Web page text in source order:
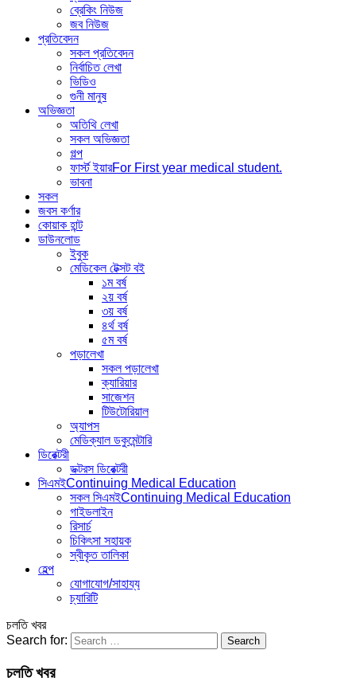
ব্রেকিং নিউজ
জব নিউজ
প্রতিবেদন
সকল প্রতিবেদন
নির্বাচিত লেখা
ভিডিও
গুনী মানুষ
অভিজ্ঞতা
অতিথি লেখা
সকল অভিজ্ঞতা
গল্প
ফার্স্ট ইয়ারFor First year medical student.
ভাবনা
সকল
জবস কর্ণার
কোয়াক হান্ট
ডাউনলোড
ইবুক
মেডিকেল টেক্সট বই
১ম বর্ষ
২য় বর্ষ
৩য় বর্ষ
৪র্থ বর্ষ
৫ম বর্ষ
পড়ালেখা
সকল পড়ালেখা
ক্যারিয়ার
সাজেশন
টিউটোরিয়াল
অ্যাপস
মেডিক্যাল ডকুমেন্টারি
ডিরেক্টরী
ডক্টরস ডিরেক্টরী
সিএমইContinuing Medical Education
সকল সিএমইContinuing Medical Education
গাইডলাইন
রিসার্চ
চিকিৎসা সহায়ক
স্বীকৃত তালিকা
হেল্প
যোগাযোগ/সাহায্য
চ্যারিটি
চলতি খবর
Search for:
চলতি খবর